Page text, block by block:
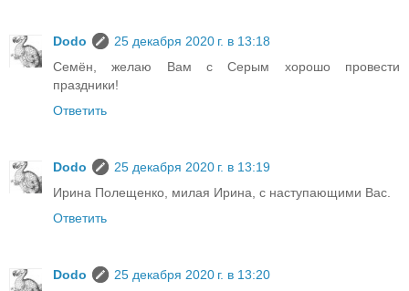
Dodo
25 декабря 2020 г. в 13:18
Семён, желаю Вам с Серым хорошо провести
праздники!
Ответить
Dodo
25 декабря 2020 г. в 13:19
Ирина Полещенко, милая Ирина, с наступающими Вас.
Ответить
Dodo
25 декабря 2020 г. в 13:20